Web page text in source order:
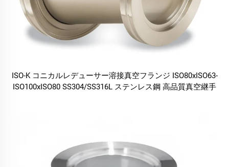
ISO-K コニカルレデューサー溶接真空フランジ ISO80xISO63-
ISO100xISO80 SS304/SS316L ステンレス鋼 高品質真空継手